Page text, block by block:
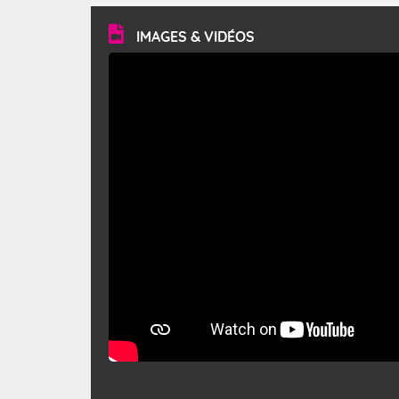
vitesse moyenne de 50 km/h et atteindre 80 à 100 km/h
en rafales, parfois davantage. Il parcourt la basse vallée
du Rhône et la Provence et envahit le littoral
méditerranéen à partir de la Camargue.
IMAGES & VIDÉOS